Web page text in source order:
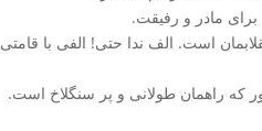
مادر و رفیقت.
است. الف ندا حتی! الفی با قامتی
که راهمان طولانی و پر سنگلاخ است.